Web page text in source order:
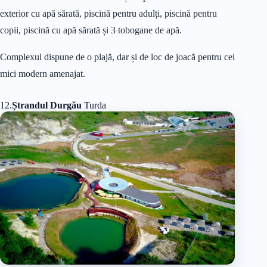
exterior cu apă sărată, piscină pentru adulți, piscină pentru
copii, piscină cu apă sărată și 3 tobogane de apă.
Complexul dispune de o plajă, dar și de loc de joacă pentru cei
mici modern amenajat.
12.Ștrandul Durgău Turda